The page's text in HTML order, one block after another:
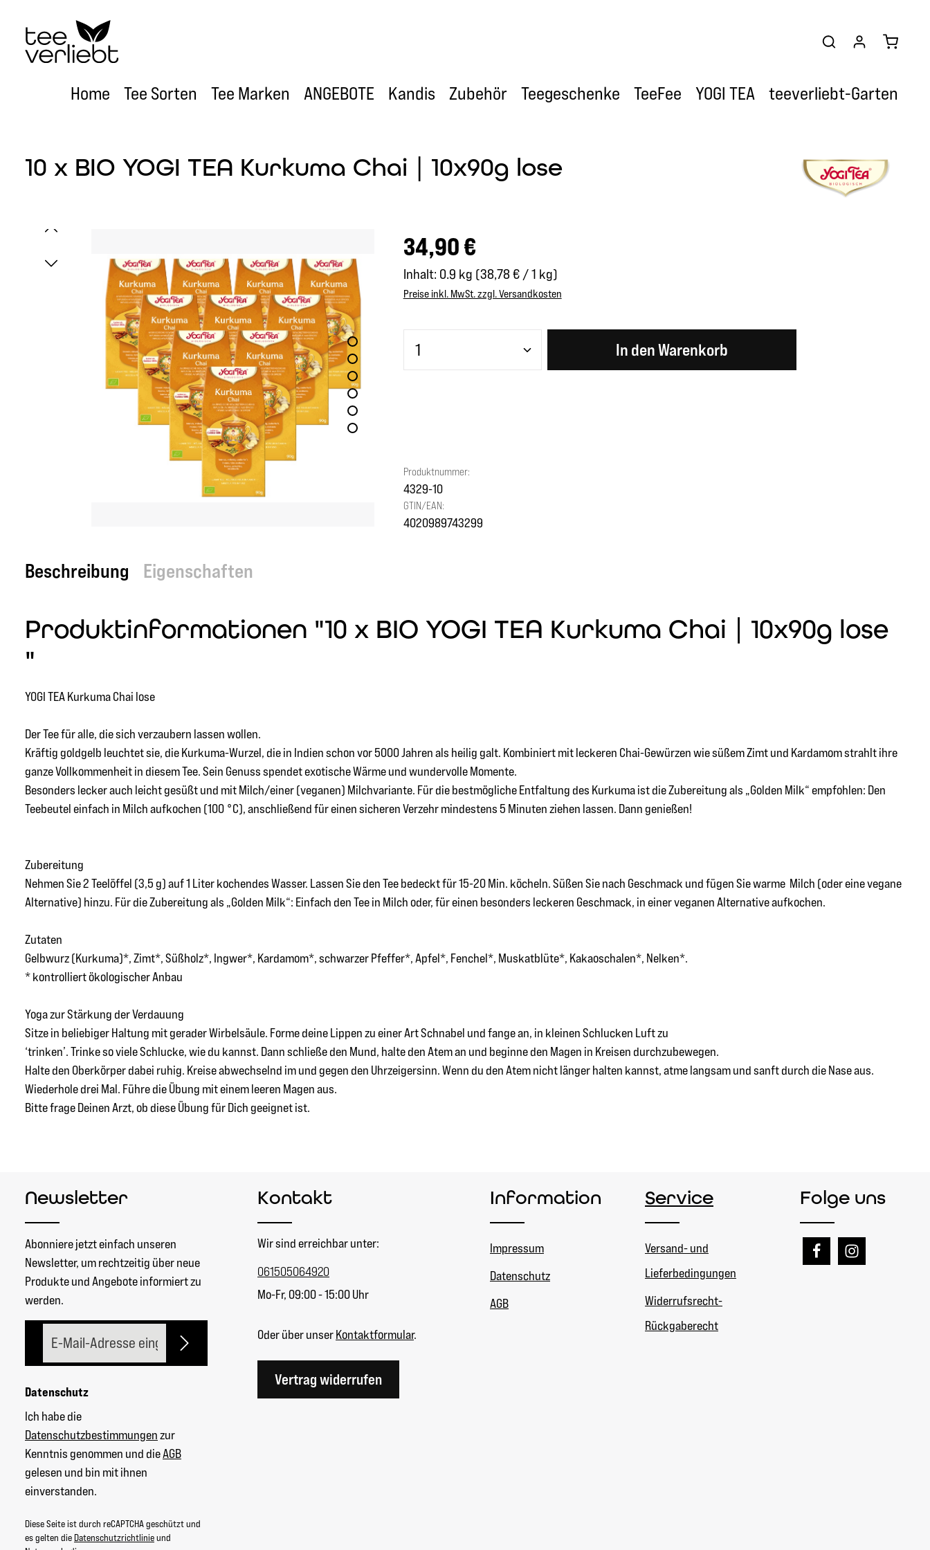
Hauptinhalt springen
Zur Hauptnavigation springen
Home Tee Sorten Tee Marken ANGEBOTE Kandis Zubehör Teegeschenke TeeFee YOGI TEA teeverliebt-Garten
10 x BIO YOGI TEA Kurkuma Chai | 10x90g lose
Regulärer Preis:
34,90 €
Inhalt: 0.9 kg (38,78 € / 1 kg)
Preise inkl. MwSt. zzgl. Versandkosten
Produkt Anzahl: Gib den gewünschten Wert ein oder benutze die Schaltflächen
In den Warenkorb
Produktnummer:
4329-10
GTIN/EAN:
4020989743299
Beschreibung Eigenschaften
Produktinformationen "10 x BIO YOGI TEA Kurkuma Chai | 10x90g lose
"
YOGI TEA Kurkuma Chai lose
Der Tee für alle, die sich verzaubern lassen wollen.
Kräftig goldgelb leuchtet sie, die Kurkuma-Wurzel, die in Indien schon vor 5000 Jahren als heilig galt. Kombiniert mit leckeren Chai-Gewürzen wie süßem Zimt und Kardamom strahlt ihre
ganze Vollkommenheit in diesem Tee. Sein Genuss spendet exotische Wärme und wundervolle Momente.
Besonders lecker auch leicht gesüßt und mit Milch/einer (veganen) Milchvariante. Für die bestmögliche Entfaltung des Kurkuma ist die Zubereitung als „Golden Milk“ empfohlen: Den
Teebeutel einfach in Milch aufkochen (100 °C), anschließend für einen sicheren Verzehr mindestens 5 Minuten ziehen lassen. Dann genießen!
Zubereitung
Nehmen Sie 2 Teelöffel (3,5 g) auf 1 Liter kochendes Wasser. Lassen Sie den Tee bedeckt für 15-20 Min. köcheln. Süßen Sie nach Geschmack und fügen Sie warme Milch (oder eine vegane
Alternative) hinzu. Für die Zubereitung als „Golden Milk“: Einfach den Tee in Milch oder, für einen besonders leckeren Geschmack, in einer veganen Alternative aufkochen.
Zutaten
Gelbwurz (Kurkuma)*, Zimt*, Süßholz*, Ingwer*, Kardamom*, schwarzer Pfeffer*, Apfel*, Fenchel*, Muskatblüte*, Kakaoschalen*, Nelken*.
* kontrolliert ökologischer Anbau
Yoga zur Stärkung der Verdauung
Sitze in beliebiger Haltung mit gerader Wirbelsäule. Forme deine Lippen zu einer Art Schnabel und fange an, in kleinen Schlucken Luft zu
‘trinken’. Trinke so viele Schlucke, wie du kannst. Dann schließe den Mund, halte den Atem an und beginne den Magen in Kreisen durchzubewegen.
Halte den Oberkörper dabei ruhig. Kreise abwechselnd im und gegen den Uhrzeigersinn. Wenn du den Atem nicht länger halten kannst, atme langsam und sanft durch die Nase aus.
Wiederhole drei Mal. Führe die Übung mit einem leeren Magen aus.
Bitte frage Deinen Arzt, ob diese Übung für Dich geeignet ist.
Newsletter
Abonniere jetzt einfach unseren
Newsletter, um rechtzeitig über neue
Produkte und Angebote informiert zu
werden.
Datenschutz
Ich habe die
Datenschutzbestimmungenzur
Kenntnis genommen und dieAGB
gelesen und bin mit ihnen
einverstanden.
Diese Seite ist durch reCAPTCHA geschützt und
es gelten die Datenschutzrichtlinieund
Kontakt
Wir sind erreichbar unter:
061505064920
Mo-Fr, 09:00 - 15:00 Uhr
Oder über unserKontaktformular.
Vertrag widerrufen
Information
Impressum
Datenschutz
AGB
Service
Versand- und
Lieferbedingungen
Widerrufsrecht-
Rückgaberecht
Folge uns